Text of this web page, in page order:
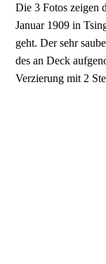
Die 3 Fotos zeigen
Januar 1909 in
geht. Der sehr
des an Deck
Verzierung mit 2